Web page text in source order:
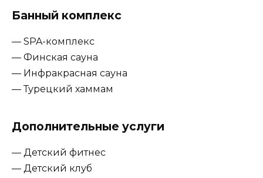
Банный комплекс
— SPA-комплекс
— Финская сауна
— Инфракрасная сауна
— Турецкий хаммам
Дополнительные услуги
— Детский фитнес
— Детский клуб